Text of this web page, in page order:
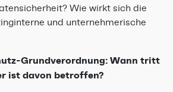
Wie wirkt sich die
und unternehmerische
Grundverordnung: Wann tritt
ist davon betroffen?